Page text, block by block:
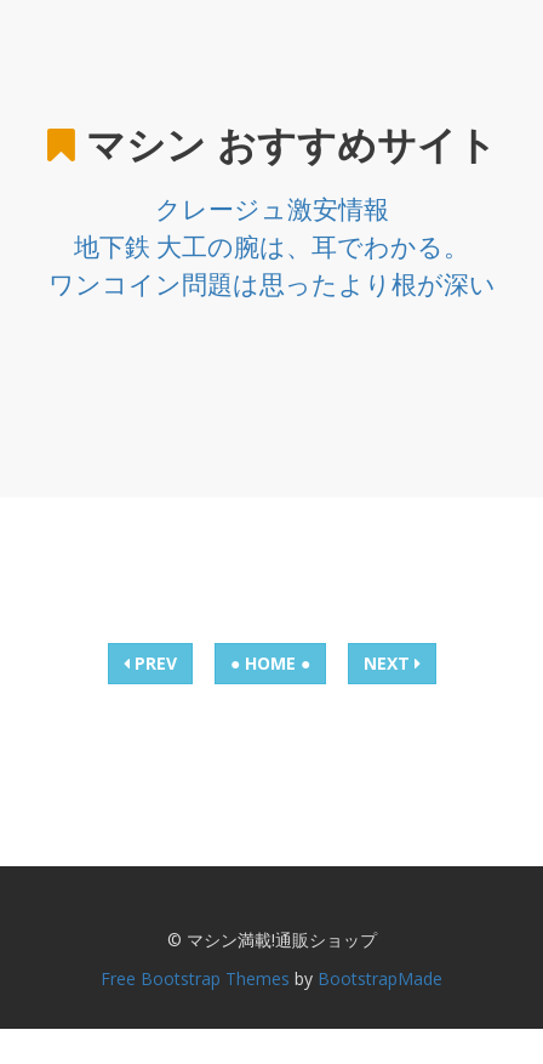
マシン おすすめサイト
クレージュ激安情報
地下鉄 大工の腕は、耳でわかる。
ワンコイン問題は思ったより根が深い
PREV ● HOME ● NEXT
© マシン満載!通販ショップ
Free Bootstrap Themes by BootstrapMade